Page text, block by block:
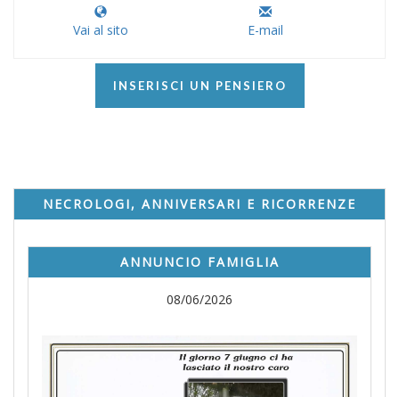
Vai al sito E-mail
INSERISCI UN PENSIERO
NECROLOGI, ANNIVERSARI E RICORRENZE
ANNUNCIO FAMIGLIA
08/06/2026